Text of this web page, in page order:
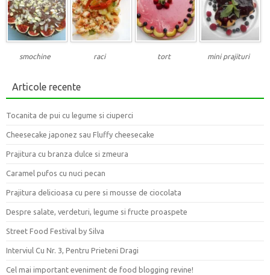
smochine raci tort mini prajituri
Articole recente
Tocanita de pui cu legume si ciuperci
Cheesecake japonez sau Fluffy cheesecake
Prajitura cu branza dulce si zmeura
Caramel pufos cu nuci pecan
Prajitura delicioasa cu pere si mousse de ciocolata
Despre salate, verdeturi, legume si fructe proaspete
Street Food Festival by Silva
Interviul Cu Nr. 3, Pentru Prieteni Dragi
Cel mai important eveniment de food blogging revine!